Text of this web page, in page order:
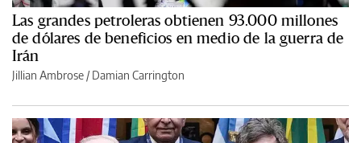
Las grandes petroleras obtienen 93.000 millones
de dólares de beneficios en medio de la guerra de
Irán
Jillian Ambrose / Damian Carrington